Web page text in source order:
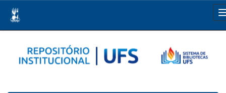
navigation